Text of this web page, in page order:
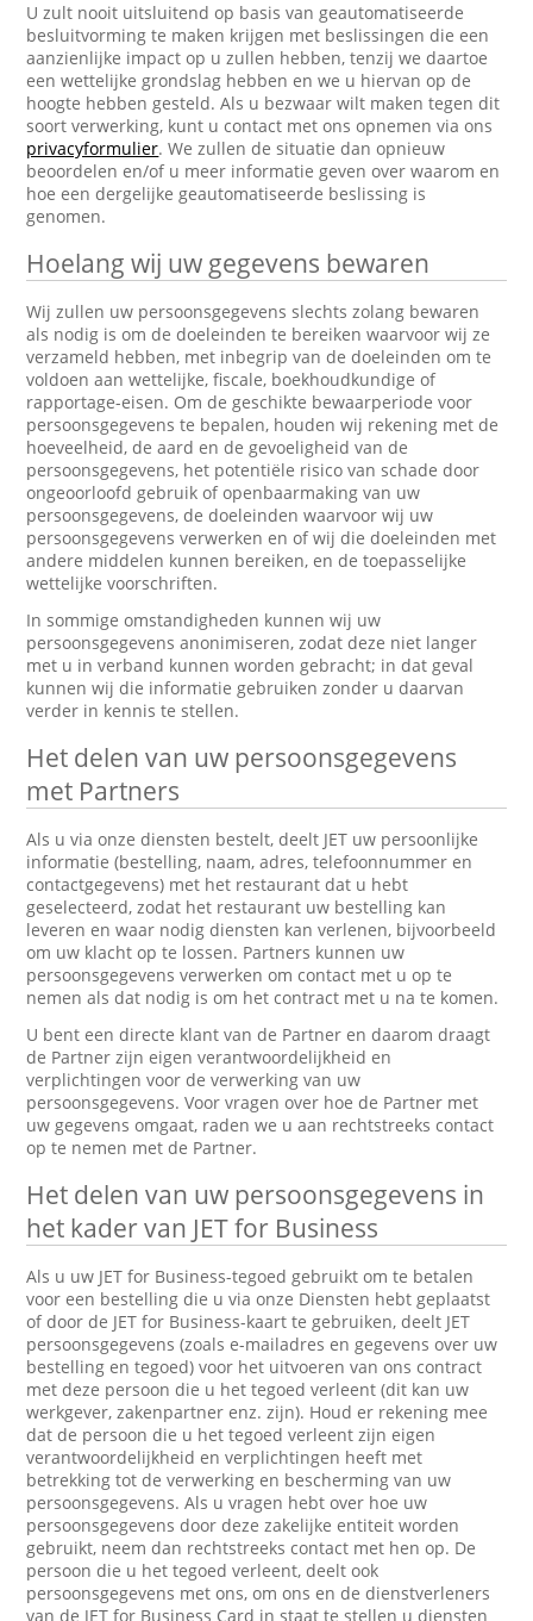
U zult nooit uitsluitend op basis van geautomatiseerde
besluitvorming te maken krijgen met beslissingen die een
aanzienlijke impact op u zullen hebben, tenzij we daartoe
een wettelijke grondslag hebben en we u hiervan op de
hoogte hebben gesteld. Als u bezwaar wilt maken tegen dit
soort verwerking, kunt u contact met ons opnemen via ons
privacyformulier. We zullen de situatie dan opnieuw
beoordelen en/of u meer informatie geven over waarom en
hoe een dergelijke geautomatiseerde beslissing is
genomen.
Hoelang wij uw gegevens bewaren
Wij zullen uw persoonsgegevens slechts zolang bewaren
als nodig is om de doeleinden te bereiken waarvoor wij ze
verzameld hebben, met inbegrip van de doeleinden om te
voldoen aan wettelijke, fiscale, boekhoudkundige of
rapportage-eisen. Om de geschikte bewaarperiode voor
persoonsgegevens te bepalen, houden wij rekening met de
hoeveelheid, de aard en de gevoeligheid van de
persoonsgegevens, het potentiële risico van schade door
ongeoorloofd gebruik of openbaarmaking van uw
persoonsgegevens, de doeleinden waarvoor wij uw
persoonsgegevens verwerken en of wij die doeleinden met
andere middelen kunnen bereiken, en de toepasselijke
wettelijke voorschriften.
In sommige omstandigheden kunnen wij uw
persoonsgegevens anonimiseren, zodat deze niet langer
met u in verband kunnen worden gebracht; in dat geval
kunnen wij die informatie gebruiken zonder u daarvan
verder in kennis te stellen.
Het delen van uw persoonsgegevens
met Partners
Als u via onze diensten bestelt, deelt JET uw persoonlijke
informatie (bestelling, naam, adres, telefoonnummer en
contactgegevens) met het restaurant dat u hebt
geselecteerd, zodat het restaurant uw bestelling kan
leveren en waar nodig diensten kan verlenen, bijvoorbeeld
om uw klacht op te lossen. Partners kunnen uw
persoonsgegevens verwerken om contact met u op te
nemen als dat nodig is om het contract met u na te komen.
U bent een directe klant van de Partner en daarom draagt
de Partner zijn eigen verantwoordelijkheid en
verplichtingen voor de verwerking van uw
persoonsgegevens. Voor vragen over hoe de Partner met
uw gegevens omgaat, raden we u aan rechtstreeks contact
op te nemen met de Partner.
Het delen van uw persoonsgegevens in
het kader van JET for Business
Als u uw JET for Business-tegoed gebruikt om te betalen
voor een bestelling die u via onze Diensten hebt geplaatst
of door de JET for Business-kaart te gebruiken, deelt JET
persoonsgegevens (zoals e-mailadres en gegevens over uw
bestelling en tegoed) voor het uitvoeren van ons contract
met deze persoon die u het tegoed verleent (dit kan uw
werkgever, zakenpartner enz. zijn). Houd er rekening mee
dat de persoon die u het tegoed verleent zijn eigen
verantwoordelijkheid en verplichtingen heeft met
betrekking tot de verwerking en bescherming van uw
persoonsgegevens. Als u vragen hebt over hoe uw
persoonsgegevens door deze zakelijke entiteit worden
gebruikt, neem dan rechtstreeks contact met hen op. De
persoon die u het tegoed verleent, deelt ook
persoonsgegevens met ons, om ons en de dienstverleners
van de JET for Business Card in staat te stellen u diensten